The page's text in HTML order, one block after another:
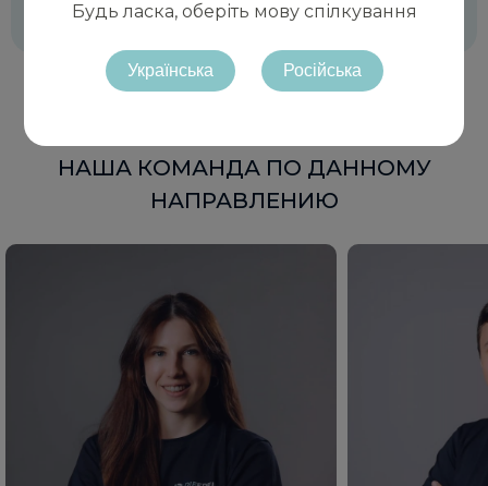
Будь ласка, оберіть мову спілкування
Українська Російська
НАША КОМАНДА ПО ДАННОМУ
НАПРАВЛЕНИЮ